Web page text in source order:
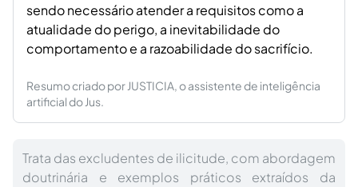
sendo necessário atender a requisitos como a
atualidade do perigo, a inevitabilidade do
comportamento e a razoabilidade do sacrifício.
Resumo criado por JUSTICIA, o assistente de inteligência
artificial do Jus.
Trata das excludentes de ilicitude, com abordagem
doutrinária e exemplos práticos extraídos da